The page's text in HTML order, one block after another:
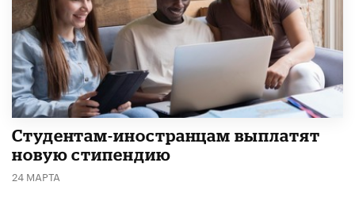
Студентам-иностранцам выплатят
новую стипендию
24 МАРТА